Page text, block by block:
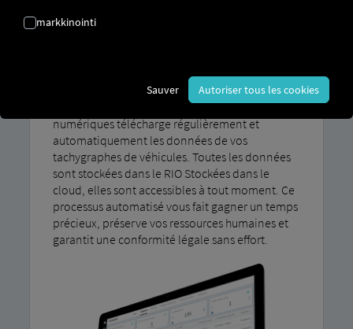
En tant qu'entreprise de transport, vous êtes
des cartes de conducteur. Cela se fait avec
Compliant M Simplifié. Le service de
téléchargement à distance des tachygraphes
numériques télécharge régulièrement et
automatiquement les données de vos
tachygraphes de véhicules. Toutes les données
sont stockées dans le RIO Stockées dans le
cloud, elles sont accessibles à tout moment. Ce
processus automatisé vous fait gagner un temps
précieux, préserve vos ressources humaines et
garantit une conformité légale sans effort.
markkinointi
Sauver Autoriser tous les cookies